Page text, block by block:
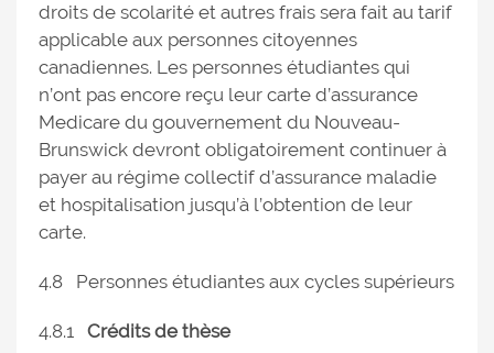
droits de scolarité et autres frais sera fait au tarif
applicable aux personnes citoyennes
canadiennes. Les personnes étudiantes qui
n’ont pas encore reçu leur carte d’assurance
Medicare du gouvernement du Nouveau-
Brunswick devront obligatoirement continuer à
payer au régime collectif d’assurance maladie
et hospitalisation jusqu’à l’obtention de leur
carte.
4.8 Personnes étudiantes aux cycles supérieurs
4.8.1 Crédits de thèse